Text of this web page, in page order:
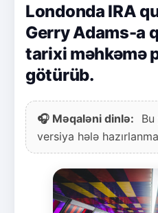
Londonda IRA
Gerry Adams-a
tarixi məhkəmə
götürüb.
🎧 Məqaləni dinlə:
Bu
versiya hələ